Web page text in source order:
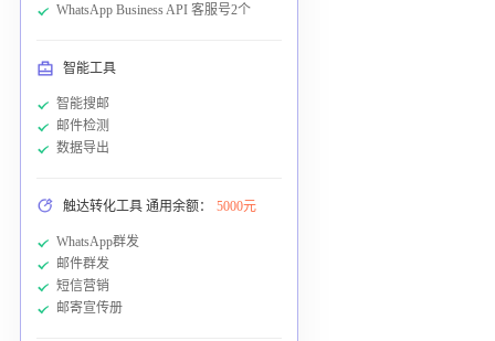
WhatsApp Business API 客服号2个
智能工具
智能搜邮
邮件检测
数据导出
触达转化工具 通用余额： 5000元
WhatsApp群发
邮件群发
短信营销
邮寄宣传册